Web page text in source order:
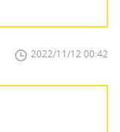
2022/11/12 00:42